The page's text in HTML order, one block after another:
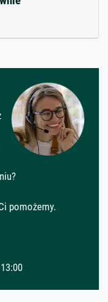
pomożemy.